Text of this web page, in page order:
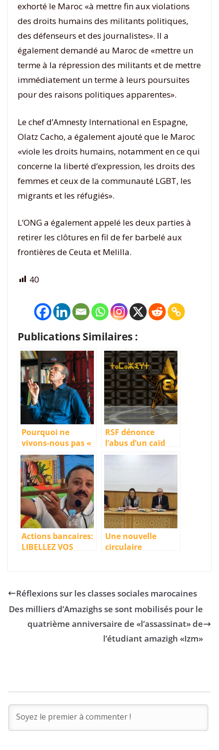
exhorté le Maroc «à mettre fin aux violations
des droits humains des militants politiques,
des défenseurs et des journalistes». Il a
également demandé au Maroc de «mettre un
terme à la répression des militants et de mettre
immédiatement un terme à leurs poursuites
pour des raisons politiques apparentes».
Le chef d’Amnesty International en Espagne,
Olatz Cacho, a également ajouté que le Maroc
«viole les droits humains, notamment en ce qui
concerne la liberté d’expression, les droits des
femmes et ceux de la communauté LGBT, les
migrants et les réfugiés».
L’ONG a également appelé les deux parties à
retirer les clôtures en fil de fer barbelé aux
frontières de Ceuta et Melilla.
40
Publications Similaires :
Pourquoi ne
vivons-nous pas «
l’Islam de la
Norvège »?
RSF dénonce
l’abus d’un caïd
contre une
cameraman de la
chaîne TV
amazighe
Actions bancaires:
LIBELLEZ VOS
Une nouvelle
circulaire
dans toutes les
publiques
Réflexions sur les classes sociales marocaines
Des milliers d’Amazighs se sont mobilisés pour le
quatrième anniversaire de «l’assassinat» de
l’étudiant amazigh «Izm»